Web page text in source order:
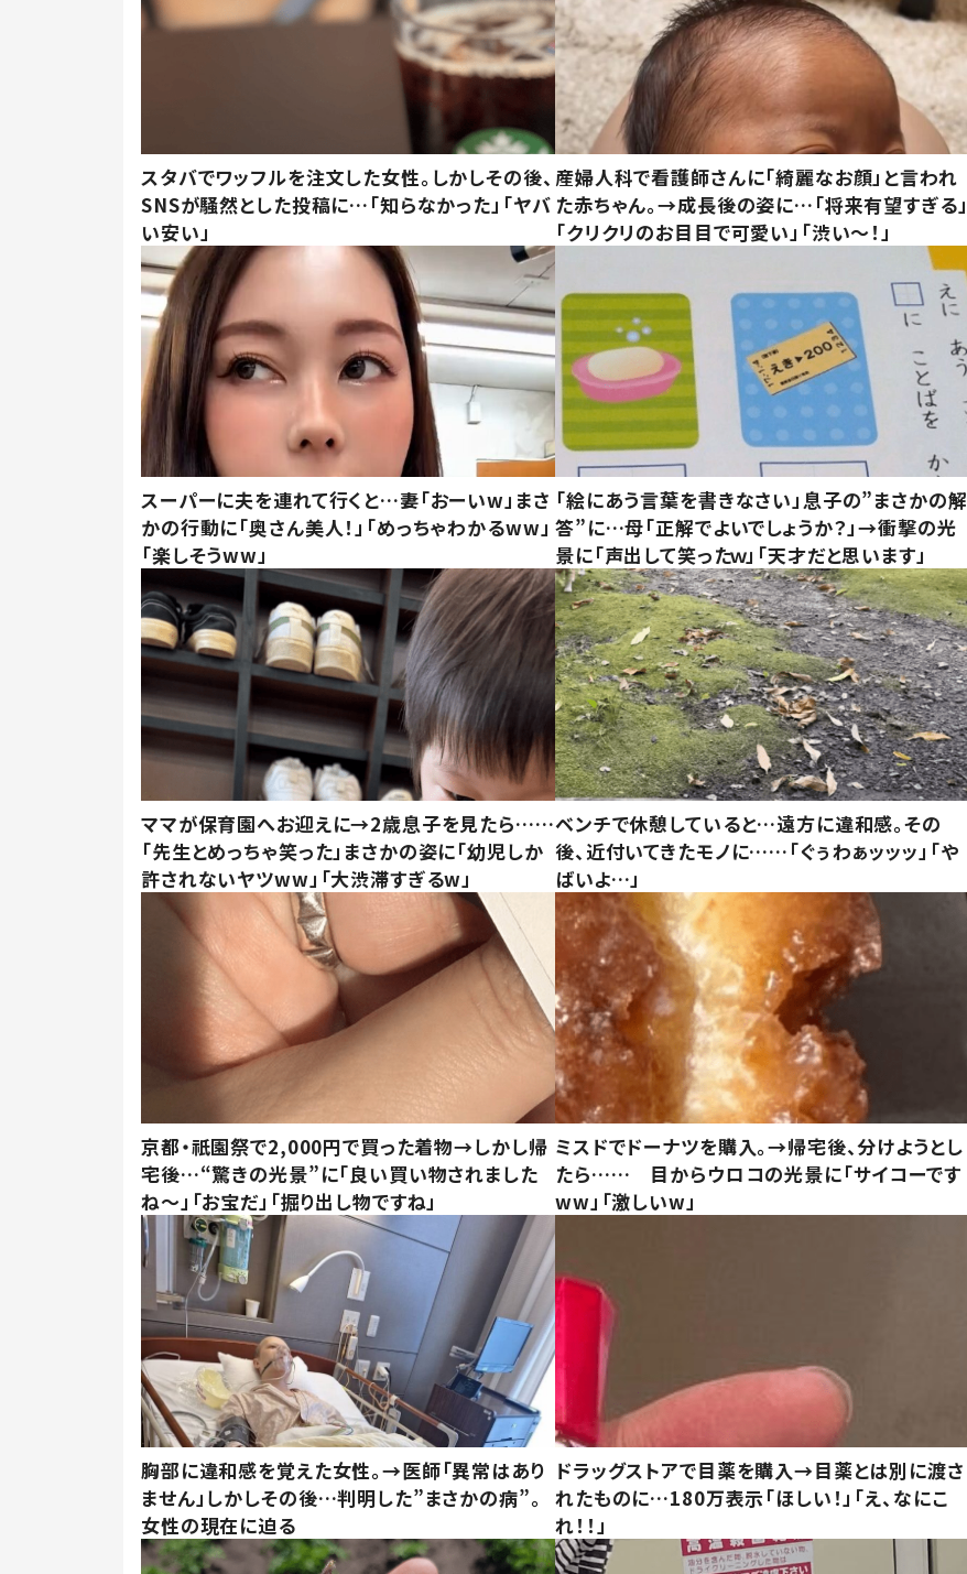
スタバでワッフルを注文した女性。しかしその後、
SNSが騒然とした投稿に…「知らなかった」「ヤバ
い安い」
産婦人科で看護師さんに「綺麗なお顔」と言われ
た赤ちゃん。→成長後の姿に…「将来有望すぎる」
「クリクリのお目目で可愛い」「渋い～！」
スーパーに夫を連れて行くと…妻「おーいw」まさ
かの行動に「奥さん美人！」「めっちゃわかるww」
「楽しそうww」
「絵にあう言葉を書きなさい」息子の”まさかの解
答”に…母「正解でよいでしょうか？」→衝撃の光
景に「声出して笑ったｗ」「天才だと思います」
ママが保育園へお迎えに→2歳息子を見たら……
「先生とめっちゃ笑った」まさかの姿に「幼児しか
許されないヤツww」「大渋滞すぎるw」
ベンチで休憩していると…遠方に違和感。その
後、近付いてきたモノに……「ぐぅわぁッッッ」「や
ばいよ…」
京都・祇園祭で2,000円で買った着物→しかし帰
宅後…“驚きの光景”に「良い買い物されました
ね～」「お宝だ」「掘り出し物ですね」
ミスドでドーナツを購入。→帰宅後、分けようとし
たら…… 目からウロコの光景に「サイコーです
ww」「激しいw」
胸部に違和感を覚えた女性。→医師「異常はあり
ません」しかしその後…判明した”まさかの病”。
女性の現在に迫る
ドラッグストアで目薬を購入→目薬とは別に渡さ
れたものに…180万表示「ほしい！」「え、なにこ
れ！！」